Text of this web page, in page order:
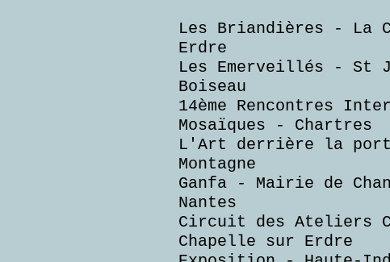
Les Briandières - La
Erdre
Les Emerveillés - St
Boiseau
14ème Rencontres
Mosaïques - Chartres
L'Art derrière la
Montagne
Ganfa - Mairie de
Nantes
Circuit des Ateliers
Chapelle sur Erdre